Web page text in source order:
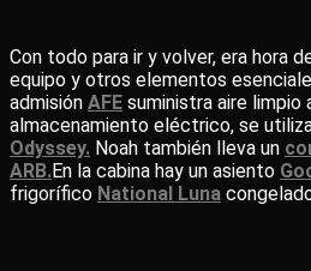
Con todo para ir y volver, era hora
equipo y otros elementos
admisión AFE suministra aire limpio
almacenamiento eléctrico, se
Odyssey. Noah también lleva un
ARB.En la cabina hay un asiento
frigorífico National Luna